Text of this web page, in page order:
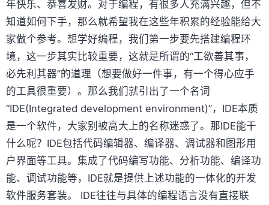
年快乐、恭喜发财。对于编程，有很多人充满兴趣，但不
知道如何下手，那么就希望我在这些年积累的经验能给大
家做个参考。想学好编程，我们第一步要先搭建编程环
境，这一步其实比较重要，这就是所谓的“工欲善其事，
必先利其器”的道理（想要做好一件事，有一个得心应手
的工具很重要）。那么我们就引出了一个名词
“IDE(Integrated development environment)”，IDE本质
是一个软件，大家别被高大上的名称迷惑了。那IDE能干
什么呢？IDE包括代码编辑器、编译器、调试器和图形用
户界面等工具。集成了代码编写功能、分析功能、编译功
能、调试功能等，IDE就是提供上述功能的一体化的开发
软件服务套装。 IDE往往与具体的编程语言没有直接联